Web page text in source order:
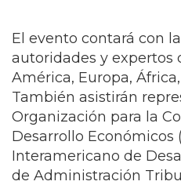
El evento contará con
autoridades y expertos
América, Europa,
También asistirán
Organización para la
Desarrollo Económicos
Interamericano de
de Administración